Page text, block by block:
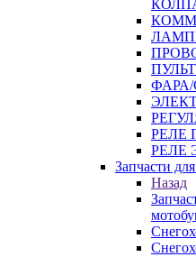
РЕЛЕ
РЕЛЕ
Запчасти
Назад